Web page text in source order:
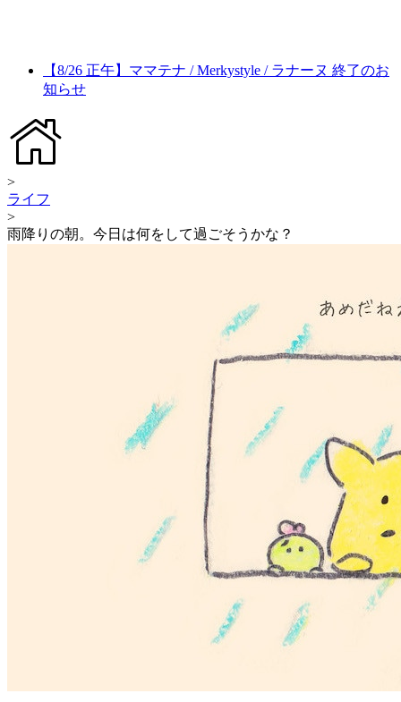
【8/26 正午】ママテナ / Merkystyle / ラナーヌ 終了のお
知らせ
>
ライフ
>
雨降りの朝。今日は何をして過ごそうかな？